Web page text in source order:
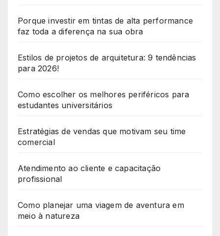
Porque investir em tintas de alta performance
faz toda a diferença na sua obra
Estilos de projetos de arquitetura: 9 tendências
para 2026!
Como escolher os melhores periféricos para
estudantes universitários
Estratégias de vendas que motivam seu time
comercial
Atendimento ao cliente e capacitação
profissional
Como planejar uma viagem de aventura em
meio à natureza